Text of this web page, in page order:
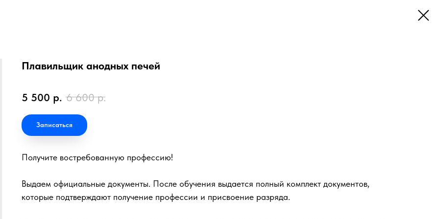
Плавильщик анодных печей
5 500 р. 6 600 р.
Записаться
Получите востребованную профессию!
Выдаем официальные документы. После обучения выдается полный комплект документов,
которые подтверждают получение профессии и присвоение разряда.